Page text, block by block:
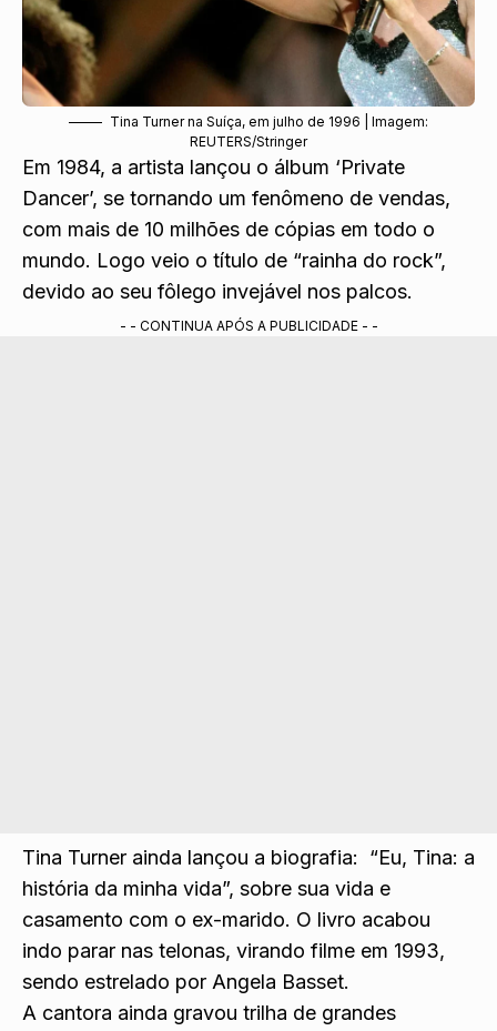
Tina Turner na Suíça, em julho de 1996 | Imagem:
REUTERS/Stringer
Em 1984, a artista lançou o álbum ‘Private
Dancer’, se tornando um fenômeno de vendas,
com mais de 10 milhões de cópias em todo o
mundo. Logo veio o título de “rainha do rock”,
devido ao seu fôlego invejável nos palcos.
- - CONTINUA APÓS A PUBLICIDADE - -
Tina Turner ainda lançou a biografia: “Eu, Tina: a
história da minha vida”, sobre sua vida e
casamento com o ex-marido. O livro acabou
indo parar nas telonas, virando filme em 1993,
sendo estrelado por Angela Basset.
A cantora ainda gravou trilha de grandes